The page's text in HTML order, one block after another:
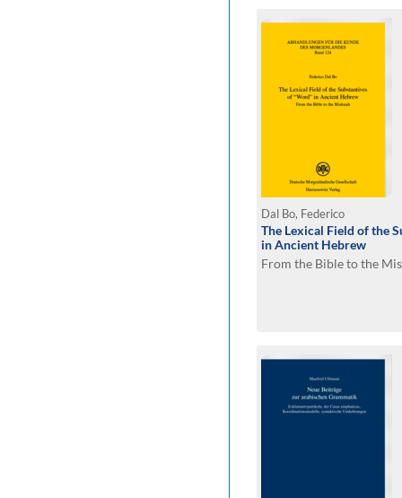
Dal Bo, Federico
The Lexical Field of the
in Ancient Hebrew
From the Bible to the